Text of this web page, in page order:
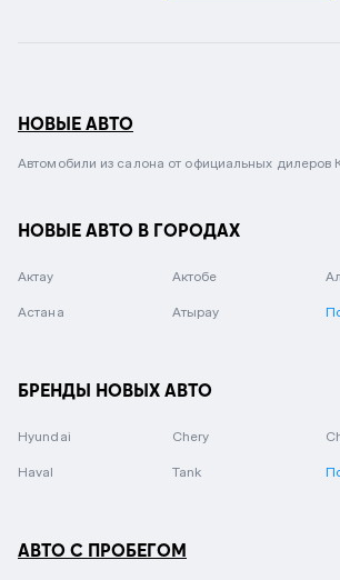
НОВЫЕ АВТО
Автомобили из салона от официальных дилеров
НОВЫЕ АВТО В ГОРОДАХ
Актау Актобе
Астана Атырау
БРЕНДЫ НОВЫХ АВТО
Hyundai Chery
Haval Tank
АВТО С ПРОБЕГОМ